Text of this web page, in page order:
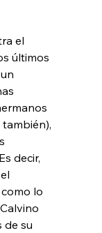
el
últimos
decir,
lo
de su